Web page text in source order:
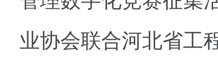
业协会联合河北省工